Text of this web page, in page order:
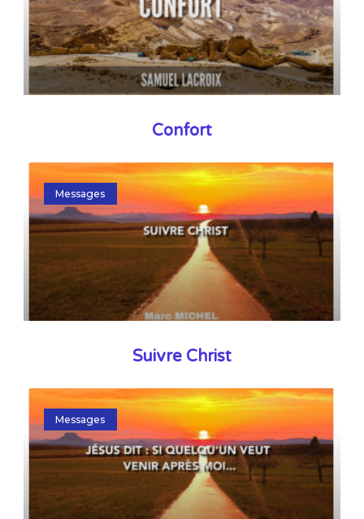
Confort
Messages
Suivre Christ
Messages